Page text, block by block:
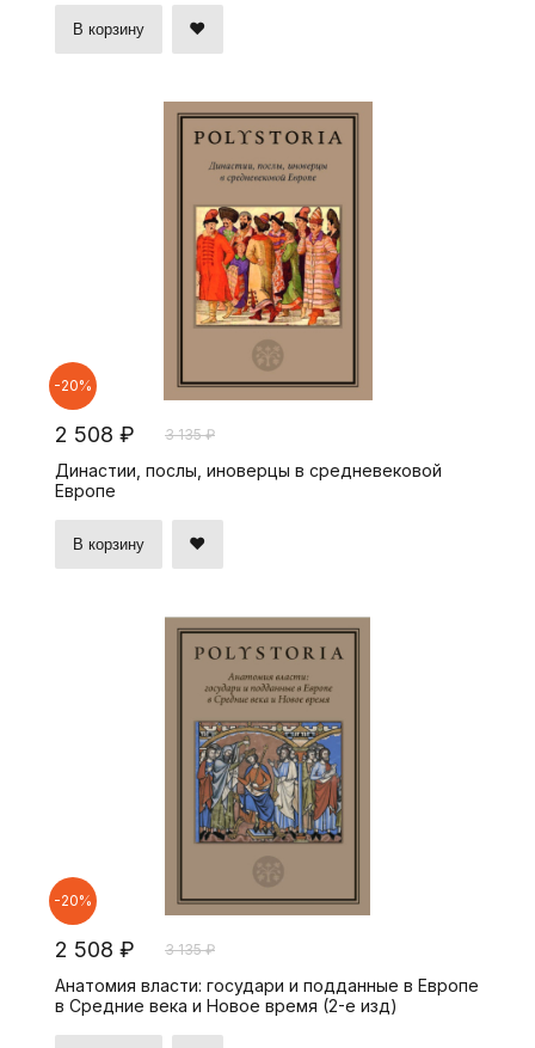
В корзину
-20%
2 508 ₽ 3 135 ₽
Династии, послы, иноверцы в средневековой
Европе
В корзину
-20%
2 508 ₽ 3 135 ₽
Анатомия власти: государи и подданные в Европе
в Средние века и Новое время (2-е изд)